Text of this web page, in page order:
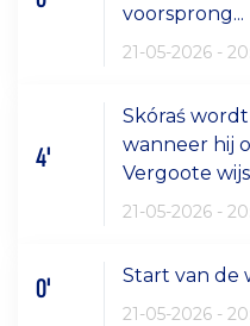
voorsprong...
21-05-2026 -
4'
Skóraś
wanneer hij
Vergoote
21-05-2026 -
0' Start van de
21-05-2026 -